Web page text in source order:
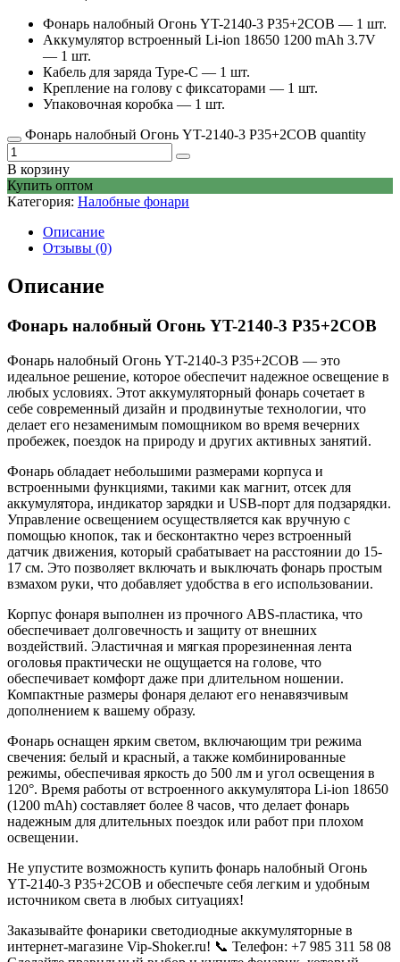
Фонарь налобный Огонь YT-2140-3 P35+2COB — 1 шт.
Аккумулятор встроенный Li-ion 18650 1200 mAh 3.7V
— 1 шт.
Кабель для заряда Type-C — 1 шт.
Крепление на голову с фиксаторами — 1 шт.
Упаковочная коробка — 1 шт.
Фонарь налобный Огонь YT-2140-3 P35+2COB quantity
В корзину
Купить оптом
Категория: Налобные фонари
Описание
Отзывы (0)
Описание
Фонарь налобный Огонь YT-2140-3 P35+2COB
Фонарь налобный Огонь YT-2140-3 P35+2COB — это
идеальное решение, которое обеспечит надежное освещение в
любых условиях. Этот аккумуляторный фонарь сочетает в
себе современный дизайн и продвинутые технологии, что
делает его незаменимым помощником во время вечерних
пробежек, поездок на природу и других активных занятий.
Фонарь обладает небольшими размерами корпуса и
встроенными функциями, такими как магнит, отсек для
аккумулятора, индикатор зарядки и USB-порт для подзарядки.
Управление освещением осуществляется как вручную с
помощью кнопок, так и бесконтактно через встроенный
датчик движения, который срабатывает на расстоянии до 15-
17 см. Это позволяет включать и выключать фонарь простым
взмахом руки, что добавляет удобства в его использовании.
Корпус фонаря выполнен из прочного ABS-пластика, что
обеспечивает долговечность и защиту от внешних
воздействий. Эластичная и мягкая прорезиненная лента
оголовья практически не ощущается на голове, что
обеспечивает комфорт даже при длительном ношении.
Компактные размеры фонаря делают его ненавязчивым
дополнением к вашему образу.
Фонарь оснащен ярким светом, включающим три режима
свечения: белый и красный, а также комбинированные
режимы, обеспечивая яркость до 500 лм и угол освещения в
120°. Время работы от встроенного аккумулятора Li-ion 18650
(1200 mAh) составляет более 8 часов, что делает фонарь
надежным для длительных поездок или работ при плохом
освещении.
Не упустите возможность купить фонарь налобный Огонь
YT-2140-3 P35+2COB и обеспечьте себя легким и удобным
источником света в любых ситуациях!
Заказывайте фонарики светодиодные аккумуляторные в
интернет-магазине Vip-Shoker.ru! 📞 Телефон: +7 985 311 58 08